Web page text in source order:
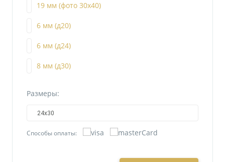
19 мм (фото 30х40)
6 мм (д20)
6 мм (д24)
8 мм (д30)
Размеры:
24х30
Способы оплаты: